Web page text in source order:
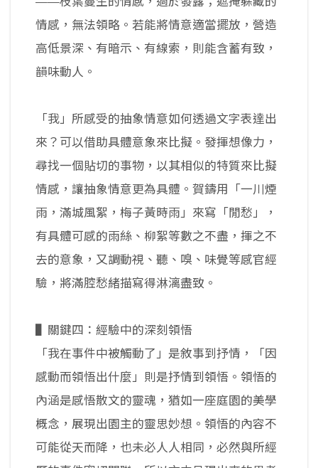
情感，無法領略。若能將情意適當擺放，營造
高低景深、有暗示、有線索，則能含蓄有致，
韻味動人。
「我」所感受的抽象情意如何透過文字表達出
來？可以借助具體意象來比擬。發揮想像力，
尋找一個貼切的事物，以其相似的特質來比擬
情感，讓抽象情意更為具體。賀鑄用「一川煙
雨，滿城風絮，梅子黃時雨」來寫「閒愁」，
有具體可感的雨絲、柳絮等數之不盡，揮之不
去的意象，又調動視、聽、嗅、味覺等感官經
驗，將滿腔愁緒描寫得淋漓盡致。
▌關鍵四：經驗中的深刻領悟
「我在事件中被觸動了」是敘事到抒情，「因
感動而領悟出什麼」則是抒情到領悟。領悟的
內涵是感悟散文的靈魂，猶如一座庭園的美學
概念，展現出園主的靈思妙想。領悟的內容不
可能從天而降，也未必人人相同，必然與所經